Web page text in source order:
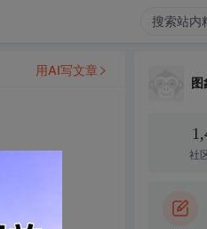
用AI写文章
图
社